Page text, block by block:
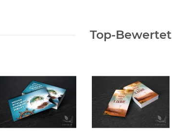
Top-Bewertet